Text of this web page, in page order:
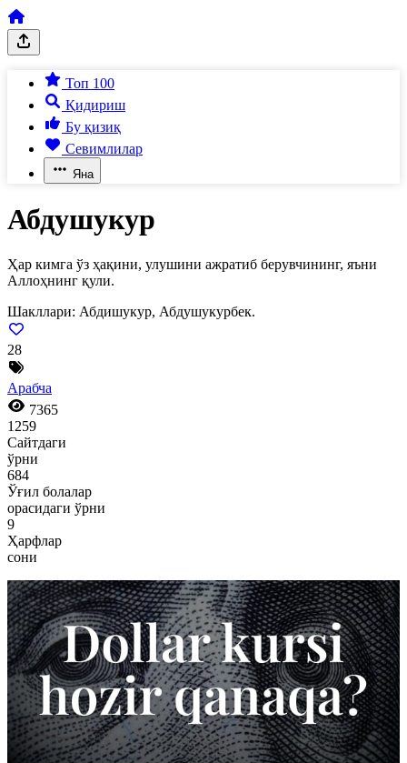
Топ 100
Қидириш
Бу қизиқ
Севимлилар
Яна
Абдушукур
Ҳар кимга ўз ҳақини, улушини ажратиб берувчининг, яъни
Аллоҳнинг қули.
Шакллари: Абдишукур, Абдушукурбек.
28
Арабча
7365
1259
Сайтдаги
ўрни
684
Ўғил болалар
орасидаги ўрни
9
Ҳарфлар
сони